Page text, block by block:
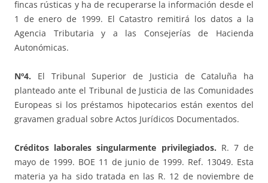
fincas rústicas y ha de recuperarse la información desde el
1 de enero de 1999. El Catastro remitirá los datos a la
Agencia Tributaria y a las Consejerías de Hacienda
Autonómicas.
Nº4. El Tribunal Superior de Justicia de Cataluña ha
planteado ante el Tribunal de Justicia de las Comunidades
Europeas si los préstamos hipotecarios están exentos del
gravamen gradual sobre Actos Jurídicos Documentados.
Créditos laborales singularmente privilegiados. R. 7 de
mayo de 1999. BOE 11 de junio de 1999. Ref. 13049. Esta
materia ya ha sido tratada en las R. 12 de noviembre de